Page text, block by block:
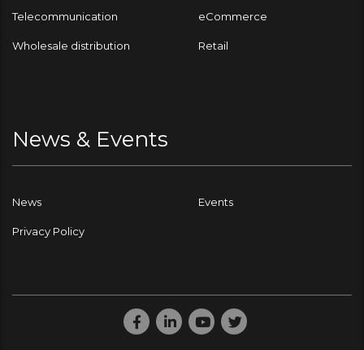
Telecommunication eCommerce
Wholesale distribution Retail
News & Events
News Events
Privacy Policy